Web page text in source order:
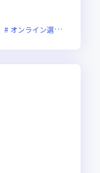
オンライン選考可